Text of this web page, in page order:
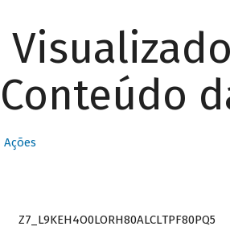
Conteúdo
Ações
Z7_L9KEH4O0LORH80ALCLTPF80PQ5